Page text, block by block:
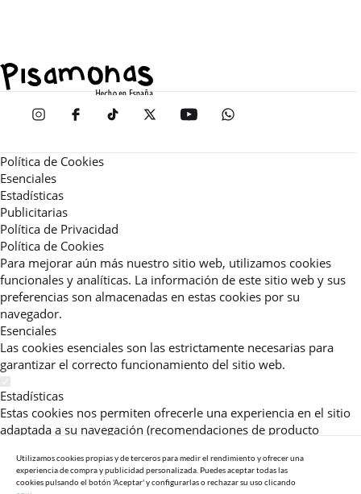
Política de Cookies
Esenciales
Estadísticas
Publicitarias
Política de Privacidad
Política de Cookies
Para mejorar aún más nuestro sitio web, utilizamos cookies
funcionales y analíticas. La información de este sitio web y sus
preferencias son almacenadas en estas cookies por su
navegador.
Esenciales
Las cookies esenciales son las estrictamente necesarias para
garantizar el correcto funcionamiento del sitio web.
Estadísticas
Estas cookies nos permiten ofrecerle una experiencia en el sitio
adaptada a su navegación (recomendaciones de producto
consultadas, etc).Al activar esta cookie, nos ayuda a mejorar aún
más su experiencia.
Utilizamos cookies propias y de terceros para medir el rendimiento y ofrecer una
experiencia de compra y publicidad personalizada. Puedes aceptar todas las
cookies pulsando el botón 'Aceptar' y configurarlas o rechazar su uso clicando